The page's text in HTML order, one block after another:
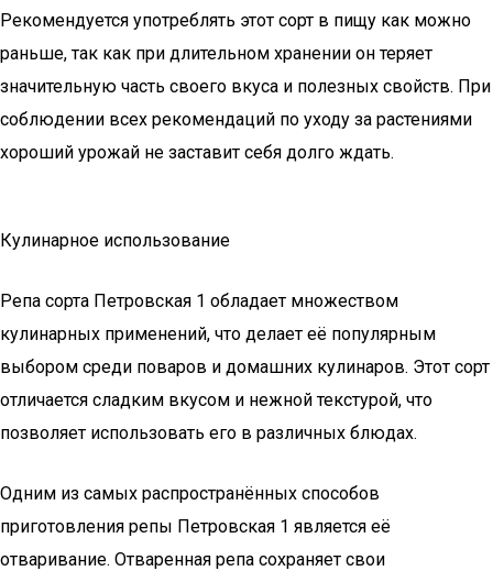
Рекомендуется употреблять этот сорт в пищу как можно
раньше, так как при длительном хранении он теряет
значительную часть своего вкуса и полезных свойств. При
соблюдении всех рекомендаций по уходу за растениями
хороший урожай не заставит себя долго ждать.
Кулинарное использование
Репа сорта Петровская 1 обладает множеством
кулинарных применений, что делает её популярным
выбором среди поваров и домашних кулинаров. Этот сорт
отличается сладким вкусом и нежной текстурой, что
позволяет использовать его в различных блюдах.
Одним из самых распространённых способов
приготовления репы Петровская 1 является её
отваривание. Отваренная репа сохраняет свои